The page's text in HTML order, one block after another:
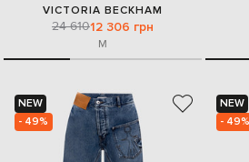
VICTORIA BECKHAM
24 61012 306 грн
M
NEW
- 49%
NEW
- 49%